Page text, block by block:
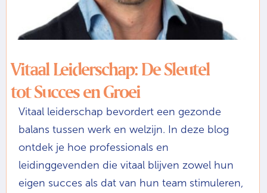
Vitaal Leiderschap: De Sleutel
tot Succes en Groei
Vitaal leiderschap bevordert een gezonde
balans tussen werk en welzijn. In deze blog
ontdek je hoe professionals en
leidinggevenden die vitaal blijven zowel hun
eigen succes als dat van hun team stimuleren,